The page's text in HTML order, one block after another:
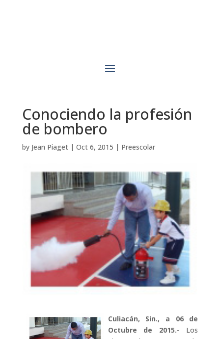
Conociendo la profesión
de bombero
by Jean Piaget| Oct 6, 2015 | Preescolar
Culiacán, Sin., a 06 de
Octubre de 2015.- Los